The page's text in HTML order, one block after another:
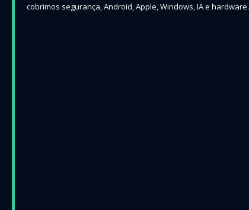
cobrimos segurança, Android, Apple, Windows, IA e hardware.